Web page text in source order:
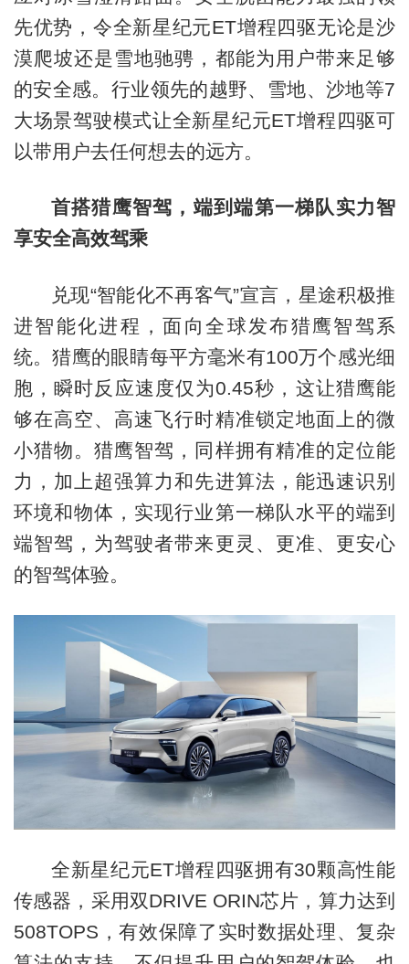
先优势，令全新星纪元ET增程四驱无论是沙
漠爬坡还是雪地驰骋，都能为用户带来足够
的安全感。行业领先的越野、雪地、沙地等7
大场景驾驶模式让全新星纪元ET增程四驱可
以带用户去任何想去的远方。
首搭猎鹰智驾，端到端第一梯队实力智
享安全高效驾乘
兑现“智能化不再客气”宣言，星途积极推
进智能化进程，面向全球发布猎鹰智驾系
统。猎鹰的眼睛每平方毫米有100万个感光细
胞，瞬时反应速度仅为0.45秒，这让猎鹰能
够在高空、高速飞行时精准锁定地面上的微
小猎物。猎鹰智驾，同样拥有精准的定位能
力，加上超强算力和先进算法，能迅速识别
环境和物体，实现行业第一梯队水平的端到
端智驾，为驾驶者带来更灵、更准、更安心
的智驾体验。
全新星纪元ET增程四驱拥有30颗高性能
传感器，采用双DRIVE ORIN芯片，算力达到
508TOPS，有效保障了实时数据处理、复杂